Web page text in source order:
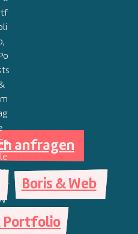
anfragen
Boris & Web
Portfolio